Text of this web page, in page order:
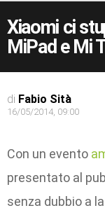
Xiaomi ci
MiPad e Mi
di Fabio Sità
16/05/2014, 09:00
Con un evento
presentato al
senza dubbio a